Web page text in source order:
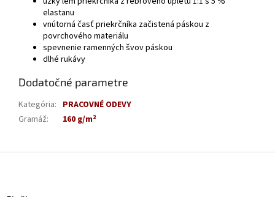
elastanu
vnútorná časť priekrčníka začistená páskou z
povrchového materiálu
spevnenie ramenných švov páskou
dlhé rukávy
Dodatočné parametre
Kategória: PRACOVNÉ ODEVY
Gramáž: 160 g/m²